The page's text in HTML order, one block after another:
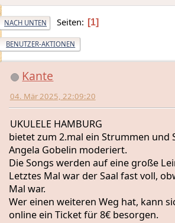
NACH UNTEN
BENUTZER-AKTIONEN
Kante
bietet zum 2.mal ein Strummen und
Angela Gobelin moderiert.
Die Songs werden auf eine große
Letztes Mal war der Saal fast voll,
Mal war.
Wer einen weiteren Weg hat, kann
online ein Ticket für 8€ besorgen.